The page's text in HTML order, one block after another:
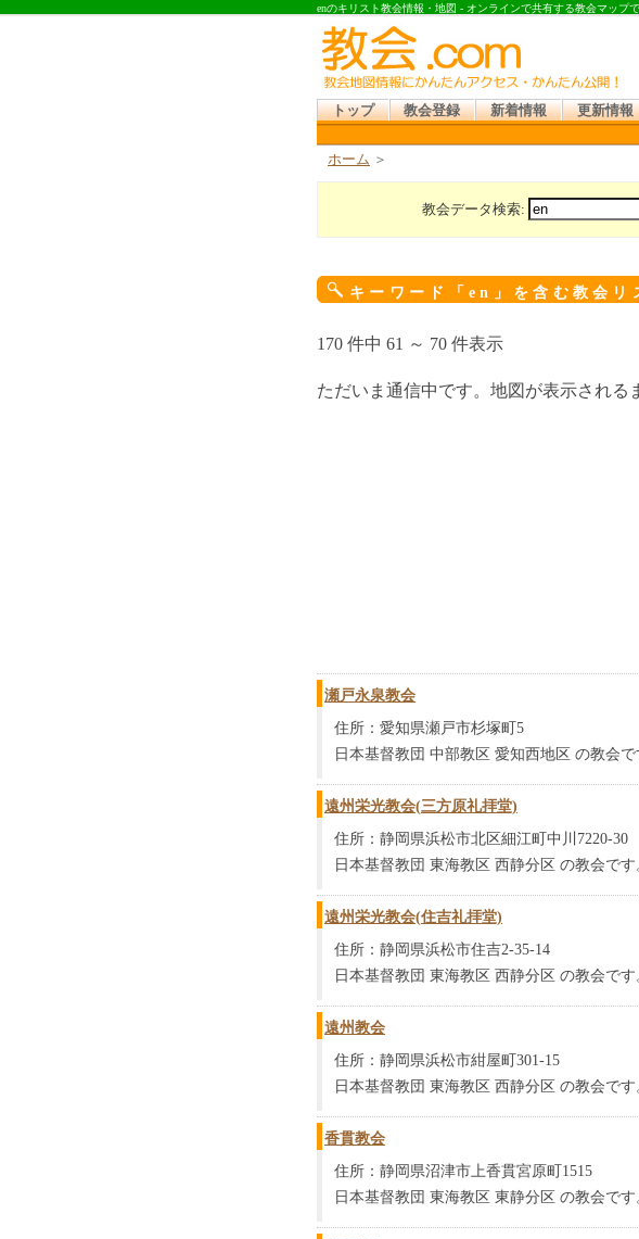
enのキリスト教会情報・地図 - オンラインで共有する教会マップで
トップ 教会登録 新着情報 更新情報
ホーム ＞
教会データ検索:
キーワード「en」を含む教会リ
170 件中 61 ～ 70 件表示
ただいま通信中です。地図が表示される
瀬戸永泉教会
住所：愛知県瀬戸市杉塚町5
日本基督教団 中部教区 愛知西地区 の教会で
遠州栄光教会(三方原礼拝堂)
住所：静岡県浜松市北区細江町中川7220-30
日本基督教団 東海教区 西静分区 の教会です
遠州栄光教会(住吉礼拝堂)
住所：静岡県浜松市住吉2-35-14
日本基督教団 東海教区 西静分区 の教会です
遠州教会
住所：静岡県浜松市紺屋町301-15
日本基督教団 東海教区 西静分区 の教会です
香貫教会
住所：静岡県沼津市上香貫宮原町1515
日本基督教団 東海教区 東静分区 の教会です